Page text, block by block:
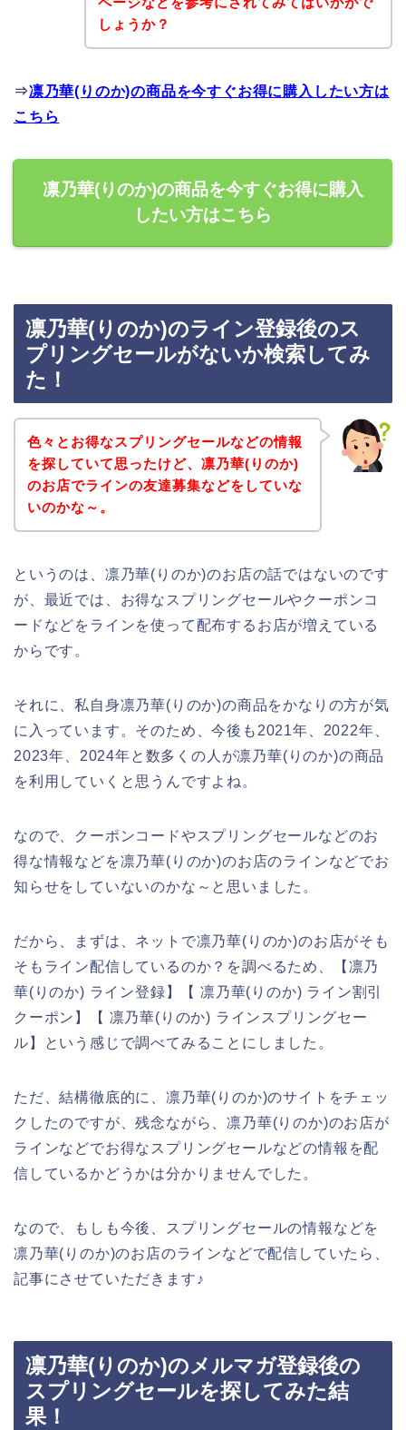
しょうか？
⇒凛乃華(りのか)の商品を今すぐお得に購入したい方は
こちら
凛乃華(りのか)の商品を今すぐお得に購入
したい方はこちら
凛乃華(りのか)のライン登録後のス
プリングセールがないか検索してみ
た！
色々とお得なスプリングセールなどの情報
を探していて思ったけど、凛乃華(りのか)
のお店でラインの友達募集などをしていな
いのかな～。
というのは、凛乃華(りのか)のお店の話ではないのです
が、最近では、お得なスプリングセールやクーポンコ
ードなどをラインを使って配布するお店が増えている
からです。
それに、私自身凛乃華(りのか)の商品をかなりの方が気
に入っています。そのため、今後も2021年、2022年、
2023年、2024年と数多くの人が凛乃華(りのか)の商品
を利用していくと思うんですよね。
なので、クーポンコードやスプリングセールなどのお
得な情報などを凛乃華(りのか)のお店のラインなどでお
知らせをしていないのかな～と思いました。
だから、まずは、ネットで凛乃華(りのか)のお店がそも
そもライン配信しているのか？を調べるため、【凛乃
華(りのか) ライン登録】【 凛乃華(りのか) ライン割引
クーポン】【 凛乃華(りのか) ラインスプリングセー
ル】という感じで調べてみることにしました。
ただ、結構徹底的に、凛乃華(りのか)のサイトをチェッ
クしたのですが、残念ながら、凛乃華(りのか)のお店が
ラインなどでお得なスプリングセールなどの情報を配
信しているかどうかは分かりませんでした。
なので、もしも今後、スプリングセールの情報などを
凛乃華(りのか)のお店のラインなどで配信していたら、
記事にさせていただきます♪
凛乃華(りのか)のメルマガ登録後の
スプリングセールを探してみた結
果！